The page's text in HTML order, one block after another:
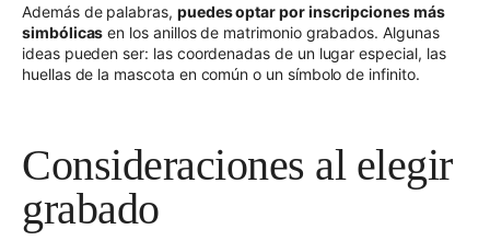
Además de palabras, puedes optar por inscripciones más
simbólicas en los anillos de matrimonio grabados. Algunas
ideas pueden ser: las coordenadas de un lugar especial, las
huellas de la mascota en común o un símbolo de infinito.
Consideraciones al elegir
grabado